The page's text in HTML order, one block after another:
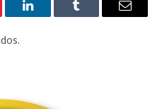
LinkedInTumblr
E-